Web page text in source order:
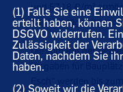
und 57,18 €/m²
Kaufverträge
Die vom Rat der
Vergaben für
(1) Falls Sie eine
erteilt haben, können
DSGVO widerrufen.
Zulässigkeit der
Daten, nachdem Sie
haben.
(2) Soweit wir die